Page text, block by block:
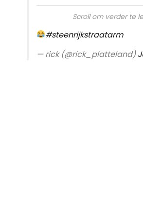
Scroll om verder te
#steenrijkstraatarm
— rick (@rick_platteland)